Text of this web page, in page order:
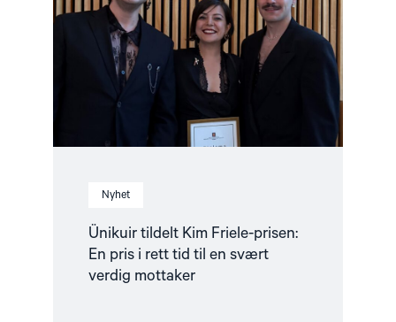
Nyhet
Ünikuir tildelt Kim Friele-prisen:
En pris i rett tid til en svært
verdig mottaker
Friele-
prisen:
En
pris
rett
til
en
svært